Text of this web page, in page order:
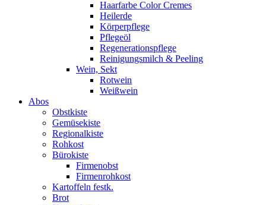
Haarfarbe Color Cremes
Heilerde
Körperpflege
Pflegeöl
Regenerationspflege
Reinigungsmilch & Peeling
Wein, Sekt
Rotwein
Weißwein
Abos
Obstkiste
Gemüsekiste
Regionalkiste
Rohkost
Bürokiste
Firmenobst
Firmenrohkost
Kartoffeln festk.
Brot